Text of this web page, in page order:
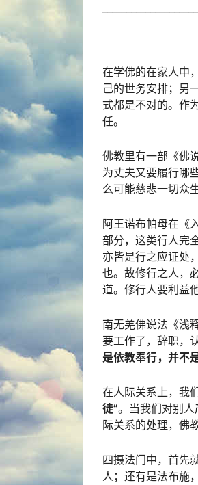
在学佛的在家人中
己的世务安排；另
式都是不对的。作
任。
佛教里有一部《佛
为丈夫又要履行哪
么可能慈悲一切众
阿王诺布帕母在《
部分，这类行人完
亦皆是行之应证处
也。故修行之人，
道。修行人要利益
南无羌佛说法《浅
要工作了，辞职，
是依教奉行，并不
在人际关系上，我
徒”。当我们对别
际关系的处理，佛
四摄法门中，首先
人；还有是法布施